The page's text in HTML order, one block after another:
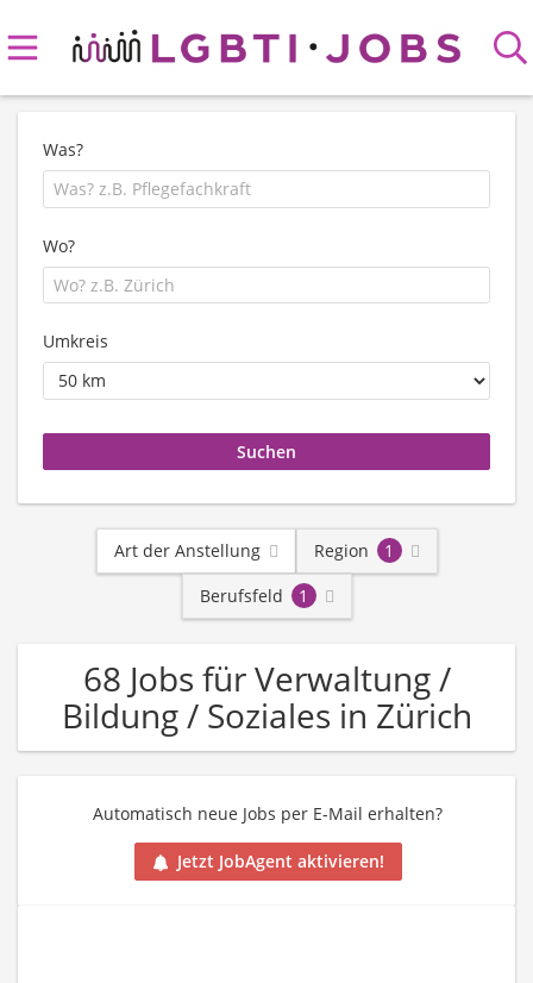
Was?
Wo?
Umkreis
Art der Anstellung Region
1
Berufsfeld
1
68 Jobs für Verwaltung /
Bildung / Soziales in Zürich
Automatisch neue Jobs per E-Mail erhalten?
Jetzt JobAgent aktivieren!